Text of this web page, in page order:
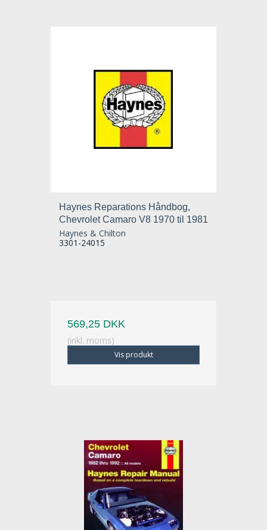
Haynes Reparations Håndbog,
Chevrolet Camaro V8 1970 til 1981
Haynes & Chilton
3301-24015
569,25 DKK
(inkl. moms)
Vis produkt